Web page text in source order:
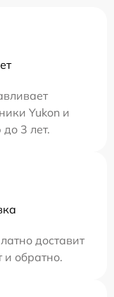
Yukon и
3 лет.
доставит
и обратно.